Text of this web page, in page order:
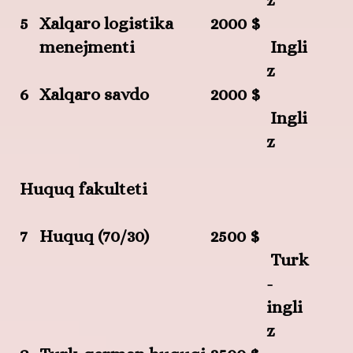
5 Xalqaro logistika
menejmenti
2000 $
Ingli
z
6 Xalqaro savdo
2000 $
Ingli
z
Huquq fakulteti
7 Huquq (70/30)
2500 $
Turk
-
ingli
z